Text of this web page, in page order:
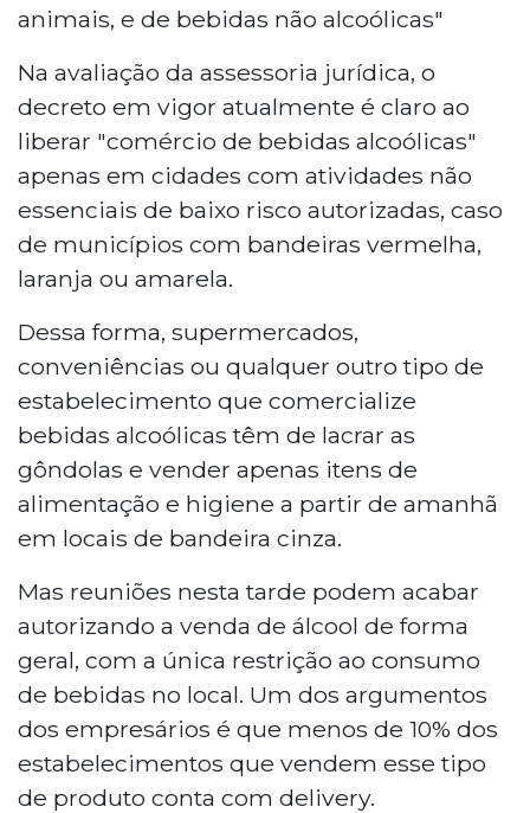
animais, e de bebidas não alcoólicas"
Na avaliação da assessoria jurídica, o
decreto em vigor atualmente é claro ao
liberar "comércio de bebidas alcoólicas"
apenas em cidades com atividades não
essenciais de baixo risco autorizadas, caso
de municípios com bandeiras vermelha,
laranja ou amarela.
Dessa forma, supermercados,
conveniências ou qualquer outro tipo de
estabelecimento que comercialize
bebidas alcoólicas têm de lacrar as
gôndolas e vender apenas itens de
alimentação e higiene a partir de amanhã
em locais de bandeira cinza.
Mas reuniões nesta tarde podem acabar
autorizando a venda de álcool de forma
geral, com a única restrição ao consumo
de bebidas no local. Um dos argumentos
dos empresários é que menos de 10% dos
estabelecimentos que vendem esse tipo
de produto conta com delivery.